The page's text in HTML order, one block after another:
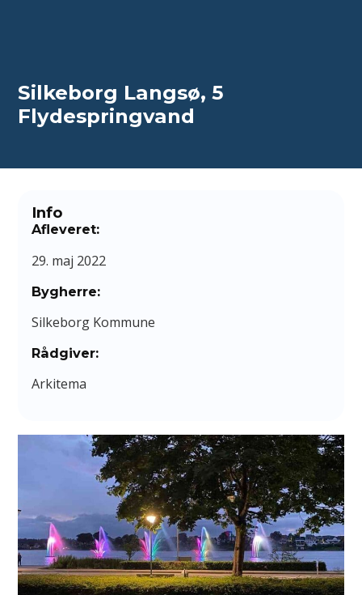
Silkeborg Langsø, 5
Flydespringvand
Info
Afleveret:
29. maj 2022
Bygherre:
Silkeborg Kommune
Rådgiver:
Arkitema